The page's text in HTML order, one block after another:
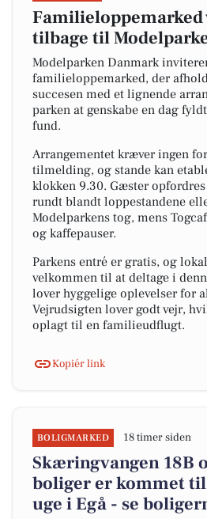
Familieloppemarked
tilbage til
Modelparken Danmark
familieloppemarked, der
succesen med et lignende
parken at genskabe en dag
fund.
Arrangementet kræver ingen
tilmelding, og stande kan
klokken 9.30. Gæster
rundt blandt loppestandene
Modelparkens tog, mens
og kaffepauser.
Parkens entré er gratis, og
velkommen til at deltage i
lover hyggelige oplevelser for
Vejrudsigten lover godt vejr,
oplagt til en familieudflugt.
Kopiér link
BOLIGMARKED 18 timer siden
Skæringvangen 18B
boliger er kommet
uge i Egå - se